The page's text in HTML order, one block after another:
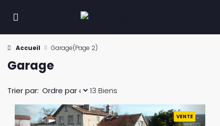
Accueil Garage(Page 2)
Garage
13 Biens
Trier par:
VENTE
Previous Next